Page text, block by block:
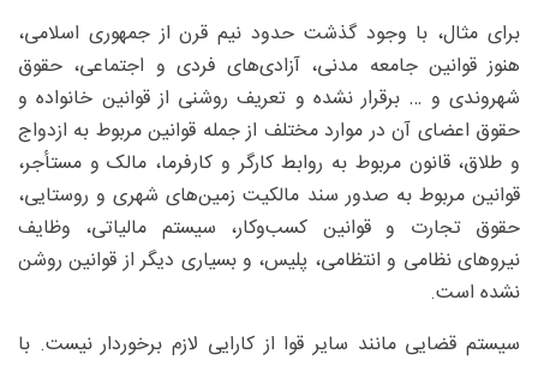
برای مثال، با وجود گذشت حدود نیم قرن از جمهوری اسلامی،
هنوز قوانین جامعه مدنی، آزادی‌های فردی و اجتماعی، حقوق
شهروندی و … برقرار نشده و تعریف روشنی از قوانین خانواده و
حقوق اعضای آن در موارد مختلف از جمله قوانین مربوط به ازدواج
و طلاق، قانون مربوط به روابط کارگر و کارفرما، مالک و مستأجر،
قوانین مربوط به صدور سند مالکیت زمین‌های شهری و روستایی،
حقوق تجارت و قوانین کسب‌وکار، سیستم مالیاتی، وظایف
نیروهای نظامی و انتظامی، پلیس، و بسیاری دیگر از قوانین روشن
نشده است.
سیستم قضایی مانند سایر قوا از کارایی لازم برخوردار نیست. با